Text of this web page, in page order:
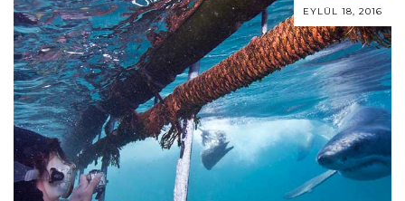
EYLÜL 18, 2016